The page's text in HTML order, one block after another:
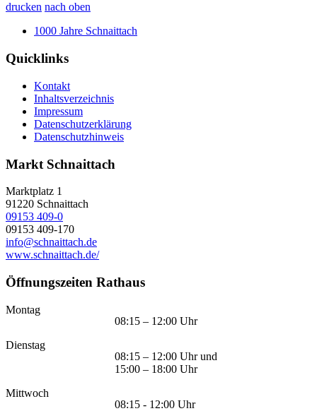
drucken nach oben
1000 Jahre Schnaittach
Quicklinks
Kontakt
Inhaltsverzeichnis
Impressum
Datenschutzerklärung
Datenschutzhinweis
Markt Schnaittach
Marktplatz 1
91220 Schnaittach
09153 409-0
09153 409-170
info@schnaittach.de
www.schnaittach.de/
Öffnungszeiten Rathaus
Montag
08:15 – 12:00 Uhr
Dienstag
08:15 – 12:00 Uhr und
15:00 – 18:00 Uhr
Mittwoch
08:15 - 12:00 Uhr